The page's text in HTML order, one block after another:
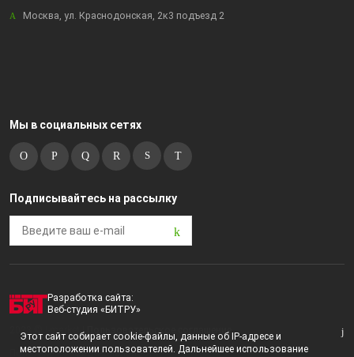
Москва, ул. Краснодонская, 2к3 подъезд 2
Мы в социальных сетях
Подписывайтесь на рассылку
Разработка сайта:
Веб-студия «БИТРУ»
2023 © i-market |
Пользовательское соглашение
Политика конфиденциальности
Этот сайт собирает cookie-файлы, данные об IP-адресе и
местоположении пользователей. Дальнейшее использование